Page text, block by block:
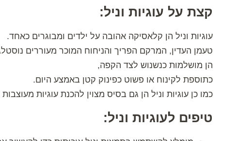
קצת על עוגיות וניל:
עוגיות וניל הן קלאסיקה אהובה על ילדים ומבוגרים כאחד.
טעמן העדין, המרקם הפריך והניחוח המוכר מעוררים
הן מושלמות כנשנוש לצד הקפה,
כתוספת לקינוח או פשוט כפינוק קטן באמצע היום.
כמו כן עוגיות וניל הן גם בסיס מצוין להכנת עוגיות מעוצבות
טיפים לעוגיות וניל: